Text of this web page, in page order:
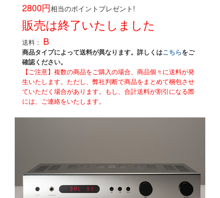
2800円相当のポイントプレゼント!
販売は終了いたしました
送料： B
商品タイプによって送料が異なります。詳しくはこちらをご
確認ください。
【ご注意】複数の商品をご購入の場合、商品個々に送料が発
生いたします。ただし、弊社判断で商品をまとめて梱包させ
ていただく場合があります。もし、合計送料が割引になる際
には、ご連絡をいたします。